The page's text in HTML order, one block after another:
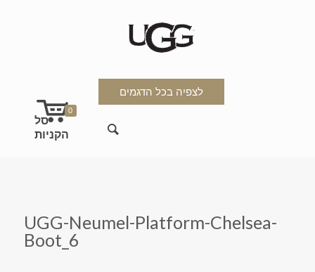
לצפיה בכל הדגמים
0
UGG-Neumel-Platform-Chelsea-
Boot_6